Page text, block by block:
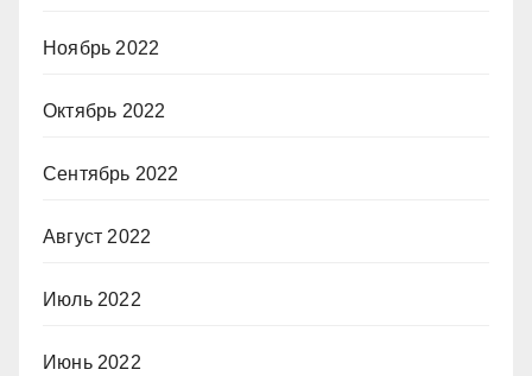
Ноябрь 2022
Октябрь 2022
Сентябрь 2022
Август 2022
Июль 2022
Июнь 2022